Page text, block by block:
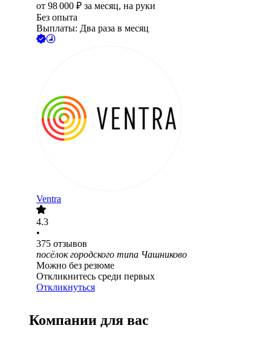
от 98 000 ₽ за месяц, на руки
Без опыта
Выплаты: Два раза в месяц
Ventra
4.3
•
375 отзывов
посёлок городского типа Чашниково
Можно без резюме
Откликнитесь среди первых
Откликнуться
Компании для вас